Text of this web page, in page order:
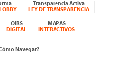
Transparencia Activa
LEY DE TRANSPARENCIA
OIRS
DIGITAL
MAPAS
INTERACTIVOS
Navegar?